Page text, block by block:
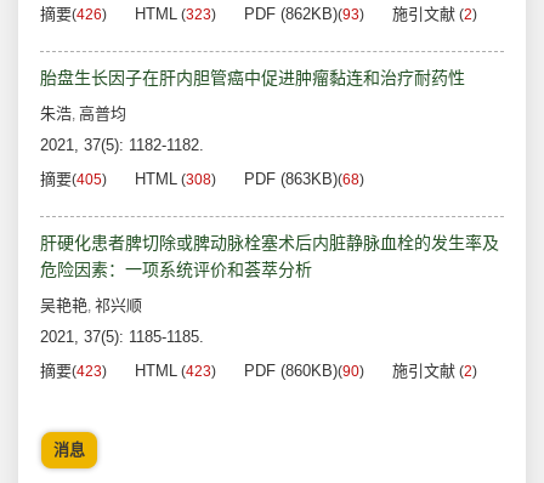
摘要(426) HTML (323) PDF (862KB)(93) 施引文献 (2)
胎盘生长因子在肝内胆管癌中促进肿瘤黏连和治疗耐药性
朱浩, 高普均
2021, 37(5): 1182-1182.
摘要(405) HTML (308) PDF (863KB)(68)
肝硬化患者脾切除或脾动脉栓塞术后内脏静脉血栓的发生率及
危险因素：一项系统评价和荟萃分析
吴艳艳, 祁兴顺
2021, 37(5): 1185-1185.
摘要(423) HTML (423) PDF (860KB)(90) 施引文献 (2)
消息